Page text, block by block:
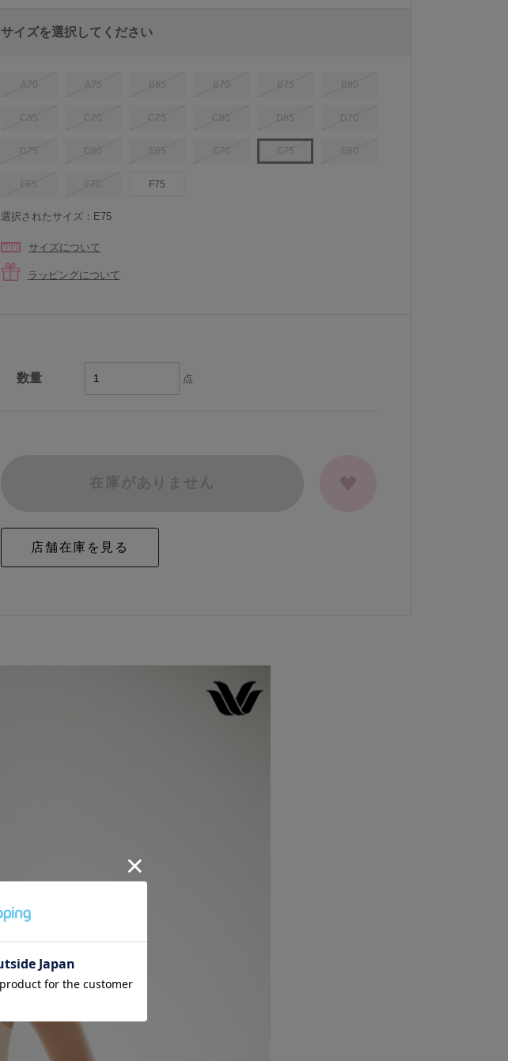
サイズを選択してください
A70 A75 B65 B70 B75 B80
C65 C70 C75 C80 D65 D70
D75 D80 E65 E70 E75 E80
F65 F70 F75
選択されたサイズ：E75
サイズについて
ラッピングについて
数量 点
在庫がありません